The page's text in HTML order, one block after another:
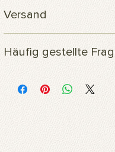
Versand
Ihre Bestellung wird
versendet.
Häufig gestellte
Unsere Bilder werden auf
hochwertigem Polyester-
Stoff ist flexibel und
daher ideal für langlebige
Fotoshootings und